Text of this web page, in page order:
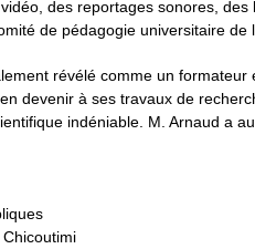
des reportages sonores,
de pédagogie universitaire
révélé comme un
devenir à ses travaux de
indéniable. M. Arnaud a